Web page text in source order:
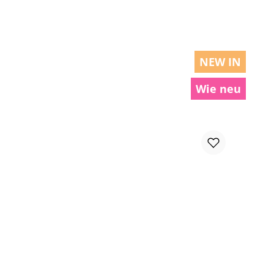
NEW IN
Wie neu